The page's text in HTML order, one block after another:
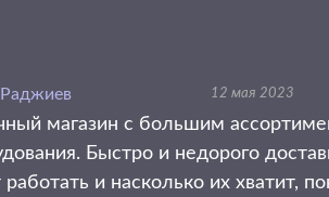
Раджиев 12 мая 2023
магазин с большим
Быстро и недорого
работать и насколько их хватит,